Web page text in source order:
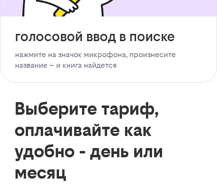
голосовой ввод в поиске
нажмите на значок микрофона, произнесите
название – и книга найдется
Выберите тариф,
оплачивайте как
удобно - день или
месяц